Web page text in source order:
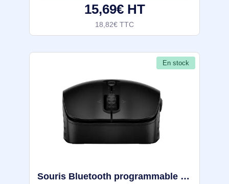
15,69€ HT
18,82€ TTC
En stock
Souris Bluetooth programmable HP 425 - 7M1D5AA